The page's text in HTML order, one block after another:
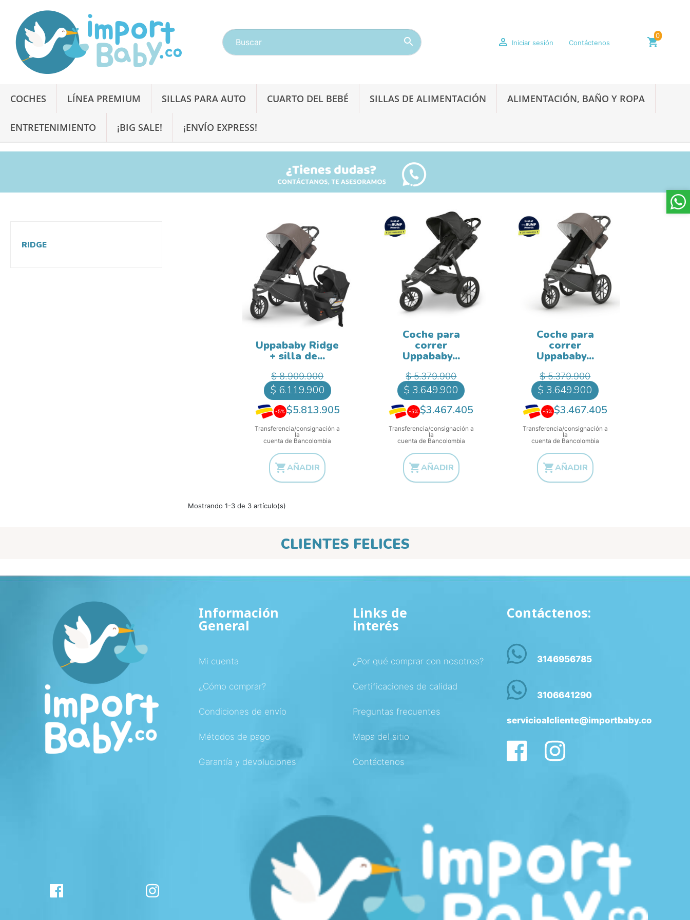
  Iniciar sesión Contáctenos shopping_cart
0
COCHES LÍNEA PREMIUM SILLAS PARA AUTO CUARTO DEL BEBÉ SILLAS DE ALIMENTACIÓN ALIMENTACIÓN, BAÑO Y ROPA
ENTRETENIMIENTO ¡BIG SALE! ¡ENVÍO EXPRESS!
RIDGE
Uppababy Ridge
+ silla de...
Precio base
$ 8.909.900
$ 6.119.900
-5% $5.813.905
Transferencia/consignación a
la
cuenta de Bancolombia
AÑADIR
Coche para
correr
Uppababy...
Precio base
$ 5.379.900
$ 3.649.900
-5% $3.467.405
Transferencia/consignación a
la
cuenta de Bancolombia
AÑADIR
Coche para
correr
Uppababy...
Precio base
$ 5.379.900
$ 3.649.900
-5% $3.467.405
Transferencia/consignación a
la
cuenta de Bancolombia
AÑADIR
Mostrando 1-3 de 3 artículo(s)
CLIENTES FELICES
Información
General
Mi cuenta
¿Cómo comprar?
Condiciones de envío
Métodos de pago
Garantía y devoluciones
Links de
interés
¿Por qué comprar con nosotros?
Certificaciones de calidad
Preguntas frecuentes
Mapa del sitio
Contáctenos
Contáctenos:
3146956785
3106641290
servicioalcliente@importbaby.co